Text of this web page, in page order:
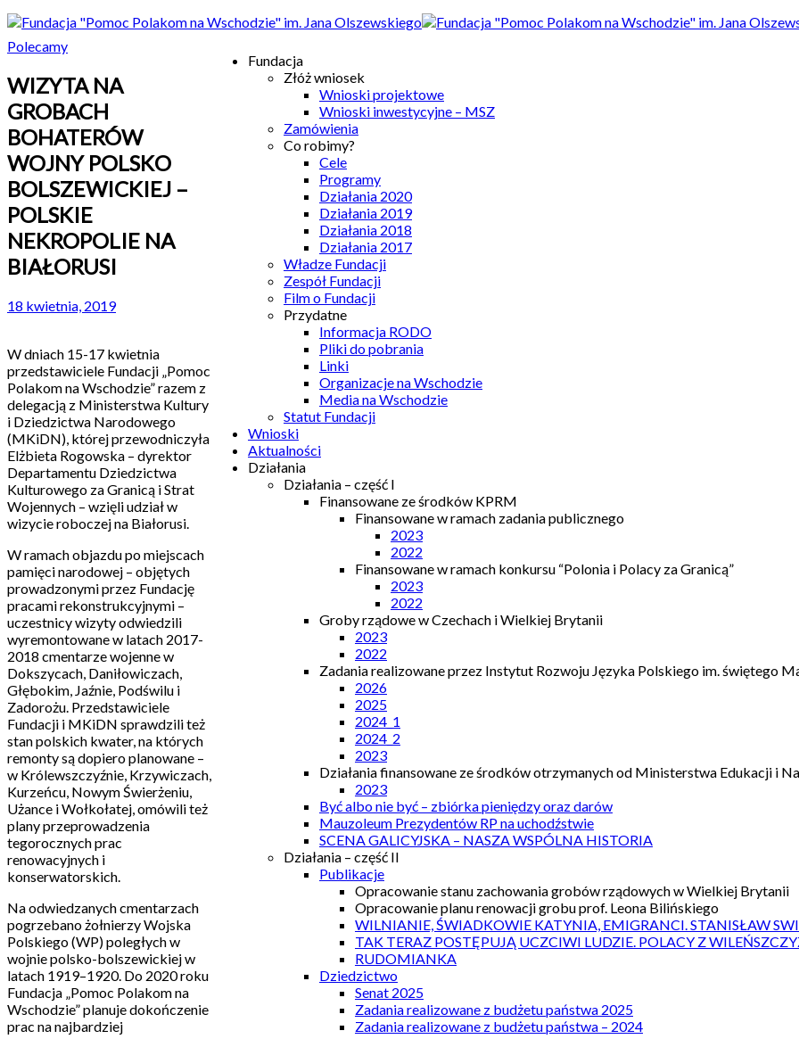
Fundacja
Złóż wniosek
Wnioski projektowe
Wnioski inwestycyjne – MSZ
Zamówienia
Co robimy?
Cele
Programy
Działania 2020
Działania 2019
Działania 2018
Działania 2017
Władze Fundacji
Zespół Fundacji
Film o Fundacji
Przydatne
Informacja RODO
Pliki do pobrania
Linki
Organizacje na Wschodzie
Media na Wschodzie
Statut Fundacji
Wnioski
Aktualności
Działania
Działania – część I
Finansowane ze środków KPRM
Finansowane w ramach zadania publicznego
2023
2022
Finansowane w ramach konkursu “Polonia i Polacy za Granicą”
2023
2022
Groby rządowe w Czechach i Wielkiej Brytanii
2023
2022
Zadania realizowane przez Instytut Rozwoju Języka Polskiego im. świętego
2026
2025
2024_1
2024_2
2023
Działania finansowane ze środków otrzymanych od Ministerstwa Edukacji i
2023
Być albo nie być – zbiórka pieniędzy oraz darów
Mauzoleum Prezydentów RP na uchodźstwie
SCENA GALICYJSKA – NASZA WSPÓLNA HISTORIA
Działania – część II
Publikacje
Opracowanie stanu zachowania grobów rządowych w Wielkiej Brytanii
Opracowanie planu renowacji grobu prof. Leona Bilińskiego
WILNIANIE, ŚWIADKOWIE KATYNIA, EMIGRANCI. STANISŁAW
TAK TERAZ POSTĘPUJĄ UCZCIWI LUDZIE. POLACY Z
RUDOMIANKA
Dziedzictwo
Senat 2025
Zadania realizowane z budżetu państwa 2025
Zadania realizowane z budżetu państwa – 2024
Polecamy
WIZYTA NA
GROBACH
BOHATERÓW
WOJNY POLSKO
BOLSZEWICKIEJ –
POLSKIE
NEKROPOLIE NA
BIAŁORUSI
18 kwietnia, 2019
W dniach 15-17 kwietnia
przedstawiciele Fundacji „Pomoc
Polakom na Wschodzie” razem z
delegacją z Ministerstwa Kultury
i Dziedzictwa Narodowego
(MKiDN), której przewodniczyła
Elżbieta Rogowska – dyrektor
Departamentu Dziedzictwa
Kulturowego za Granicą i Strat
Wojennych – wzięli udział w
wizycie roboczej na Białorusi.
W ramach objazdu po miejscach
pamięci narodowej – objętych
prowadzonymi przez Fundację
pracami rekonstrukcyjnymi –
uczestnicy wizyty odwiedzili
wyremontowane w latach 2017-
2018 cmentarze wojenne w
Dokszycach, Daniłowiczach,
Głębokim, Jaźnie, Podświlu i
Zadorożu. Przedstawiciele
Fundacji i MKiDN sprawdzili też
stan polskich kwater, na których
remonty są dopiero planowane –
w Królewszczyźnie, Krzywiczach,
Kurzeńcu, Nowym Świerżeniu,
Użance i Wołkołatej, omówili też
plany przeprowadzenia
tegorocznych prac
renowacyjnych i
konserwatorskich.
Na odwiedzanych cmentarzach
pogrzebano żołnierzy Wojska
Polskiego (WP) poległych w
wojnie polsko-bolszewickiej w
latach 1919–1920. Do 2020 roku
Fundacja „Pomoc Polakom na
Wschodzie” planuje dokończenie
prac na najbardziej